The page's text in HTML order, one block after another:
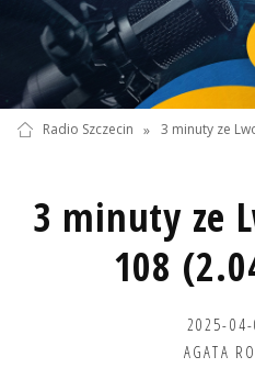
Radio Szczecin » 3 minuty ze
3 minuty ze
108
2025-04-
AGATA